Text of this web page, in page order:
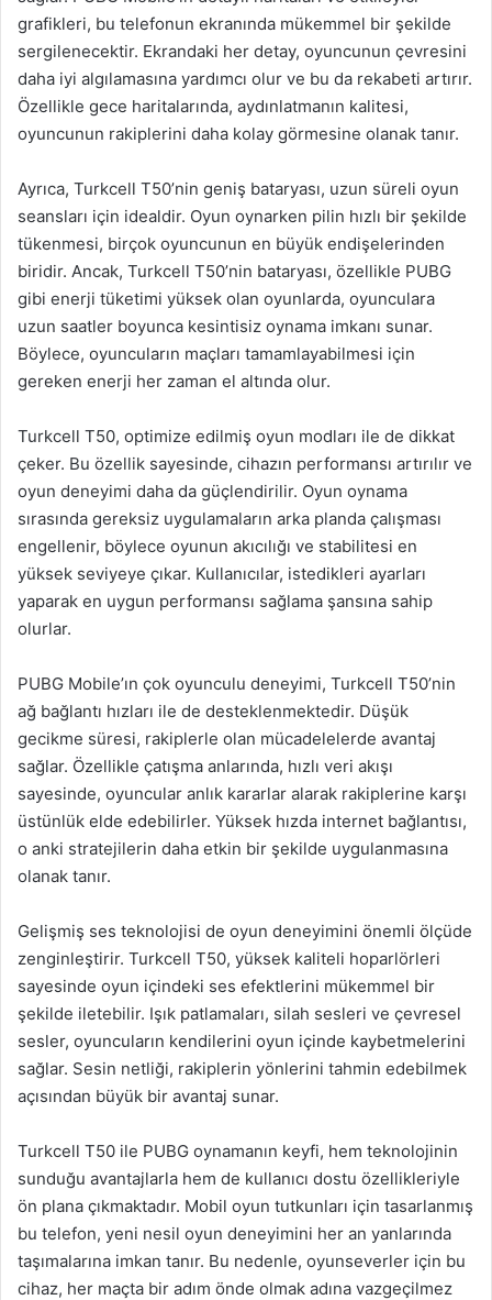
grafikleri, bu telefonun ekranında mükemmel bir şekilde
sergilenecektir. Ekrandaki her detay, oyuncunun çevresini
daha iyi algılamasına yardımcı olur ve bu da rekabeti artırır.
Özellikle gece haritalarında, aydınlatmanın kalitesi,
oyuncunun rakiplerini daha kolay görmesine olanak tanır.
Ayrıca, Turkcell T50’nin geniş bataryası, uzun süreli oyun
seansları için idealdir. Oyun oynarken pilin hızlı bir şekilde
tükenmesi, birçok oyuncunun en büyük endişelerinden
biridir. Ancak, Turkcell T50’nin bataryası, özellikle PUBG
gibi enerji tüketimi yüksek olan oyunlarda, oyunculara
uzun saatler boyunca kesintisiz oynama imkanı sunar.
Böylece, oyuncuların maçları tamamlayabilmesi için
gereken enerji her zaman el altında olur.
Turkcell T50, optimize edilmiş oyun modları ile de dikkat
çeker. Bu özellik sayesinde, cihazın performansı artırılır ve
oyun deneyimi daha da güçlendirilir. Oyun oynama
sırasında gereksiz uygulamaların arka planda çalışması
engellenir, böylece oyunun akıcılığı ve stabilitesi en
yüksek seviyeye çıkar. Kullanıcılar, istedikleri ayarları
yaparak en uygun performansı sağlama şansına sahip
olurlar.
PUBG Mobile’ın çok oyunculu deneyimi, Turkcell T50’nin
ağ bağlantı hızları ile de desteklenmektedir. Düşük
gecikme süresi, rakiplerle olan mücadelelerde avantaj
sağlar. Özellikle çatışma anlarında, hızlı veri akışı
sayesinde, oyuncular anlık kararlar alarak rakiplerine karşı
üstünlük elde edebilirler. Yüksek hızda internet bağlantısı,
o anki stratejilerin daha etkin bir şekilde uygulanmasına
olanak tanır.
Gelişmiş ses teknolojisi de oyun deneyimini önemli ölçüde
zenginleştirir. Turkcell T50, yüksek kaliteli hoparlörleri
sayesinde oyun içindeki ses efektlerini mükemmel bir
şekilde iletebilir. Işık patlamaları, silah sesleri ve çevresel
sesler, oyuncuların kendilerini oyun içinde kaybetmelerini
sağlar. Sesin netliği, rakiplerin yönlerini tahmin edebilmek
açısından büyük bir avantaj sunar.
Turkcell T50 ile PUBG oynamanın keyfi, hem teknolojinin
sunduğu avantajlarla hem de kullanıcı dostu özellikleriyle
ön plana çıkmaktadır. Mobil oyun tutkunları için tasarlanmış
bu telefon, yeni nesil oyun deneyimini her an yanlarında
taşımalarına imkan tanır. Bu nedenle, oyunseverler için bu
cihaz, her maçta bir adım önde olmak adına vazgeçilmez